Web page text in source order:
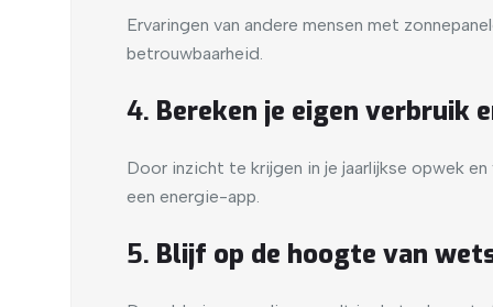
Ervaringen van andere mensen met
betrouwbaarheid.
4. Bereken je eigen verbruik
Door inzicht te krijgen in je jaarlijkse opwek
een energie-app.
5. Blijf op de hoogte van